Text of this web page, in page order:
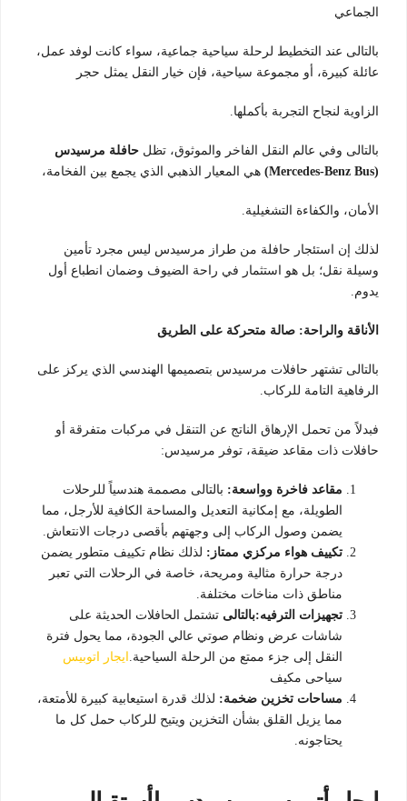
الجماعي
بالتالى عند التخطيط لرحلة سياحية جماعية، سواء كانت لوفد عمل،
عائلة كبيرة، أو مجموعة سياحية، فإن خيار النقل يمثل حجر
الزاوية لنجاح التجربة بأكملها.
بالتالى وفي عالم النقل الفاخر والموثوق، تظل حافلة مرسيدس
(Mercedes-Benz Bus)
هي المعيار الذهبي الذي يجمع بين الفخامة،
الأمان، والكفاءة التشغيلية.
لذلك إن استئجار حافلة من طراز مرسيدس ليس مجرد تأمين
وسيلة نقل؛ بل هو استثمار في راحة الضيوف وضمان انطباع أول
يدوم.
الأناقة والراحة: صالة متحركة على الطريق
بالتالى تشتهر حافلات مرسيدس بتصميمها الهندسي الذي يركز على
الرفاهية التامة للركاب.
فبدلاً من تحمل الإرهاق الناتج عن التنقل في مركبات متفرقة أو
حافلات ذات مقاعد ضيقة، توفر مرسيدس:
مقاعد فاخرة وواسعة: بالتالى مصممة هندسياً للرحلات
الطويلة، مع إمكانية التعديل والمساحة الكافية للأرجل، مما
يضمن وصول الركاب إلى وجهتهم بأقصى درجات الانتعاش.
تكييف هواء مركزي ممتاز: لذلك نظام تكييف متطور يضمن
درجة حرارة مثالية ومريحة، خاصة في الرحلات التي تعبر
مناطق ذات مناخات مختلفة.
تجهيزات الترفيه:بالتالى تشتمل الحافلات الحديثة على
شاشات عرض ونظام صوتي عالي الجودة، مما يحول فترة
النقل إلى جزء ممتع من الرحلة السياحية. ايجار اتوبيس
سياحى مكيف
مساحات تخزين ضخمة: لذلك قدرة استيعابية كبيرة للأمتعة،
مما يزيل القلق بشأن التخزين ويتيح للركاب حمل كل ما
يحتاجونه.